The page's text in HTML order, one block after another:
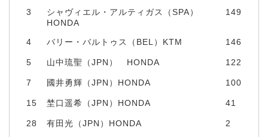
3
シャヴィエル・アルティガス（SPA）
HONDA
149
4 バリー・バルトゥス（BEL）KTM 146
5 山中琉聖（JPN） HONDA 122
7 國井勇輝（JPN）HONDA 100
15 埜口遥希（JPN）HONDA 41
28 有田光（JPN）HONDA 2